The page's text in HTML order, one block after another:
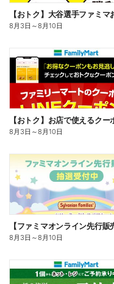
8月3日 ～8月10日
8月3日 ～8月10日
8月3日 ～8月10日